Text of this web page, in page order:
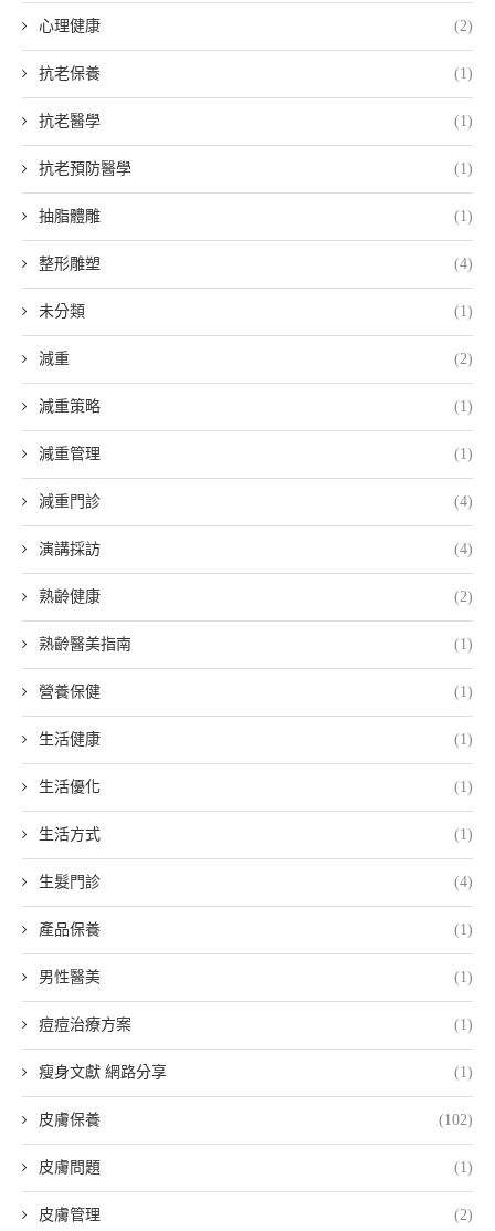
心理健康 (2)
抗老保養 (1)
抗老醫學 (1)
抗老預防醫學 (1)
抽脂體雕 (1)
整形雕塑 (4)
未分類 (1)
減重 (2)
減重策略 (1)
減重管理 (1)
減重門診 (4)
演講採訪 (4)
熟齡健康 (2)
熟齡醫美指南 (1)
營養保健 (1)
生活健康 (1)
生活優化 (1)
生活方式 (1)
生髮門診 (4)
產品保養 (1)
男性醫美 (1)
痘痘治療方案 (1)
瘦身文獻 網路分享 (1)
皮膚保養 (102)
皮膚問題 (1)
皮膚管理 (2)